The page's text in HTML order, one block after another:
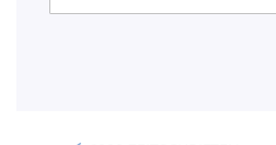
Newsletter: